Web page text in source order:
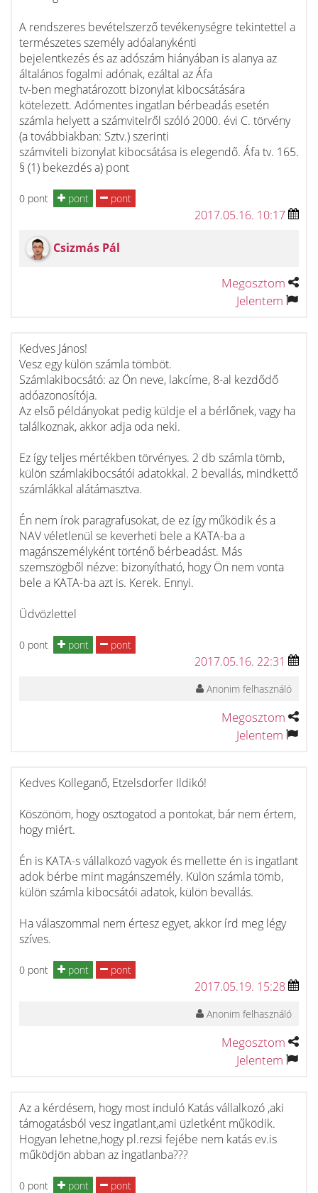
A rendszeres bevételszerző tevékenységre tekintettel a
természetes személy adóalanykénti
bejelentkezés és az adószám hiányában is alanya az
általános fogalmi adónak, ezáltal az Áfa
tv-ben meghatározott bizonylat kibocsátására
kötelezett. Adómentes ingatlan bérbeadás esetén
számla helyett a számvitelről szóló 2000. évi C. törvény
(a továbbiakban: Sztv.) szerinti
számviteli bizonylat kibocsátása is elegendő. Áfa tv. 165.
§ (1) bekezdés a) pont
0 pont pont pont
2017.05.16. 10:17
Csizmás Pál
Megosztom
Jelentem
Kedves János!
Vesz egy külön számla tömböt.
Számlakibocsátó: az Ön neve, lakcíme, 8-al kezdődő
adóazonosítója.
Az első példányokat pedig küldje el a bérlőnek, vagy ha
találkoznak, akkor adja oda neki.
Ez így teljes mértékben törvényes. 2 db számla tömb,
külön számlakibocsátói adatokkal. 2 bevallás, mindkettő
számlákkal alátámasztva.
Én nem írok paragrafusokat, de ez így működik és a
NAV véletlenül se keverheti bele a KATA-ba a
magánszemélyként történő bérbeadást. Más
szemszögből nézve: bizonyítható, hogy Ön nem vonta
bele a KATA-ba azt is. Kerek. Ennyi.
Üdvözlettel
0 pont pont pont
2017.05.16. 22:31
Anonim felhasználó
Megosztom
Jelentem
Kedves Kolleganő, Etzelsdorfer Ildikó!
Köszönöm, hogy osztogatod a pontokat, bár nem értem,
hogy miért.
Én is KATA-s vállalkozó vagyok és mellette én is ingatlant
adok bérbe mint magánszemély. Külön számla tömb,
külön számla kibocsátói adatok, külön bevallás.
Ha válaszommal nem értesz egyet, akkor írd meg légy
szíves.
0 pont pont pont
2017.05.19. 15:28
Anonim felhasználó
Megosztom
Jelentem
Az a kérdésem, hogy most induló Katás vállalkozó ,aki
támogatásból vesz ingatlant,ami üzletként működik.
Hogyan lehetne,hogy pl.rezsi fejébe nem katás ev.is
működjön abban az ingatlanba???
0 pont pont pont